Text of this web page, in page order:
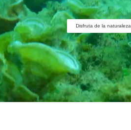
Disfruta de la naturaleza